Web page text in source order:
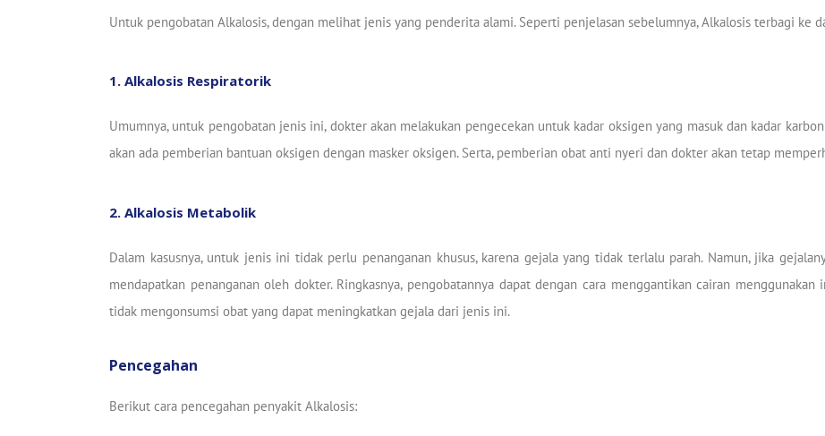
Untuk pengobatan Alkalosis, dengan melihat jenis yang penderita alami. Seperti penjelasan sebelumnya, Alkalosis terbagi ke
1. Alkalosis Respiratorik
Umumnya, untuk pengobatan jenis ini, dokter akan melakukan pengecekan untuk kadar oksigen yang masuk dan kadar
akan ada pemberian bantuan oksigen dengan masker oksigen. Serta, pemberian obat anti nyeri dan dokter akan tetap
2. Alkalosis Metabolik
Dalam kasusnya, untuk jenis ini tidak perlu penanganan khusus, karena gejala yang tidak terlalu parah. Namun, jika
mendapatkan penanganan oleh dokter. Ringkasnya, pengobatannya dapat dengan cara menggantikan cairan
tidak mengonsumsi obat yang dapat meningkatkan gejala dari jenis ini.
Pencegahan
Berikut cara pencegahan penyakit Alkalosis: